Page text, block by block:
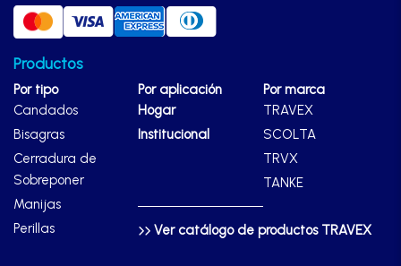
Productos
Por tipo
Candados
Bisagras
Cerradura de
Sobreponer
Manijas
Perillas
Por aplicación
Hogar
Institucional
Por marca
TRAVEX
SCOLTA
TRVX
TANKE
Ver catálogo de productos TRAVEX